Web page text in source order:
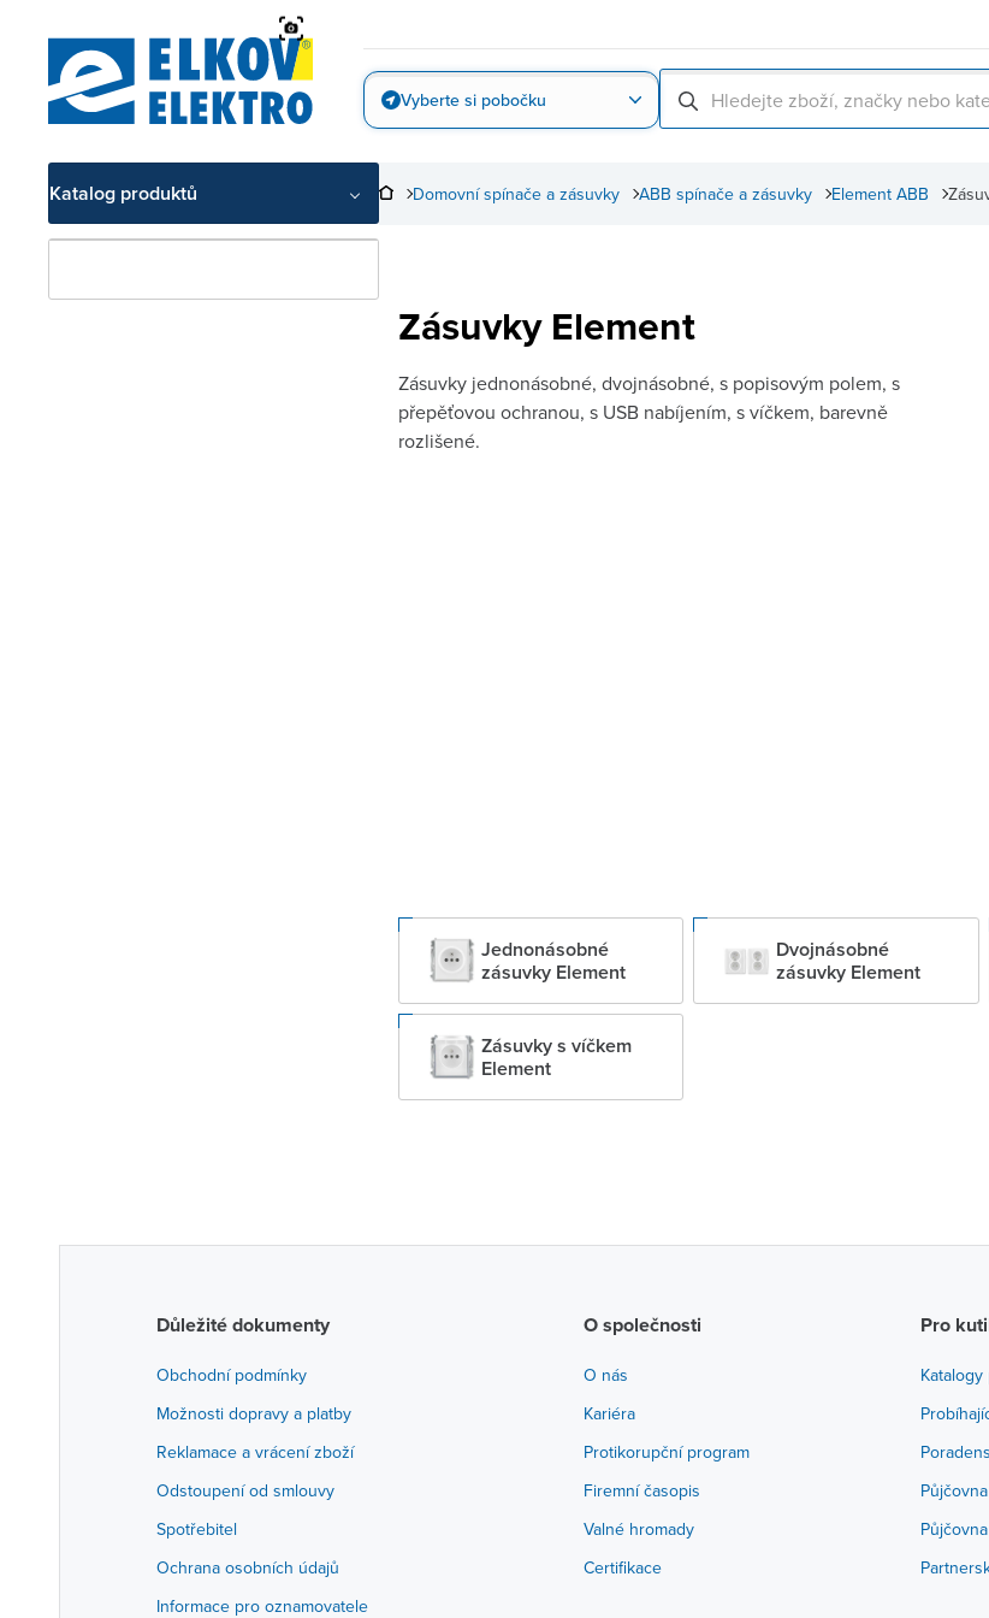
Vyberte si pobočku
Katalog produktů Element ABB
ABB spínače a zásuvky
Domovní spínače a zásuvky
Zásuvky Element
Zásuvky jednonásobné, dvojnásobné, s popisovým polem, s
přepěťovou ochranou, s USB nabíjením, s víčkem, barevně
rozlišené.
Jednonásobné
zásuvky Element
Dvojnásobné
zásuvky Element
Zásuvky s víčkem
Element
Důležité dokumenty
Obchodní podmínky
Možnosti dopravy a platby
Reklamace a vrácení zboží
Odstoupení od smlouvy
Spotřebitel
Ochrana osobních údajů
Informace pro oznamovatele
O společnosti
O nás
Kariéra
Protikorupční program
Firemní časopis
Valné hromady
Certifikace
Pro